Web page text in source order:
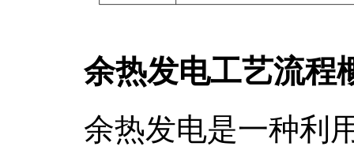
余热发电工艺流程
余热发电是一种利